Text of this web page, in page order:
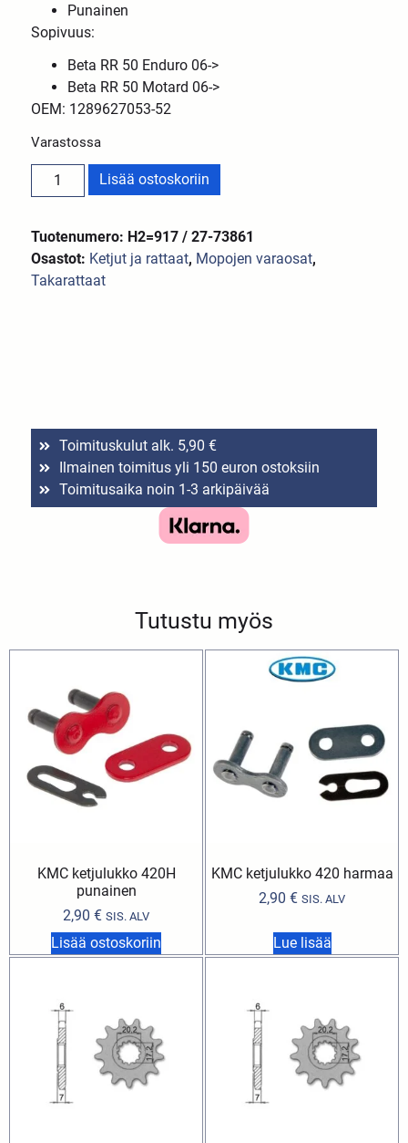
Punainen
Sopivuus:
Beta RR 50 Enduro 06->
Beta RR 50 Motard 06->
OEM: 1289627053-52
Varastossa
Lisää ostoskoriin
Tuotenumero: H2=917 / 27-73861
Osastot: Ketjut ja rattaat, Mopojen varaosat,
Takarattaat
Toimituskulut alk. 5,90 €
Ilmainen toimitus yli 150 euron ostoksiin
Toimitusaika noin 1-3 arkipäivää
Tutustu myös
KMC ketjulukko 420H
punainen
2,90 € SIS. ALV
Lisää ostoskoriin
KMC ketjulukko 420 harmaa
2,90 € SIS. ALV
Lue lisää